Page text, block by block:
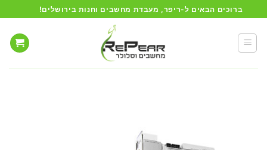
to
content
ברוכים הבאים ל-ריפר, מעבדת מחשבים וחנות בירושלים!